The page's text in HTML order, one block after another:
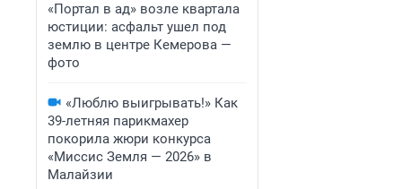
«Портал в ад» возле квартала
юстиции: асфальт ушел под
землю в центре Кемерова —
фото
«Люблю выигрывать!» Как
39-летняя парикмахер
покорила жюри конкурса
«Миссис Земля — 2026» в
Малайзии